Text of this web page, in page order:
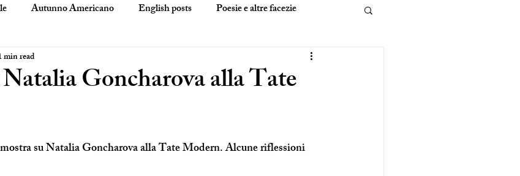
Autunno Americano English posts Poesie e altre facezie
Goncharova alla Tate
min read
mostra su Natalia Goncharova alla Tate Modern. Alcune riflessioni